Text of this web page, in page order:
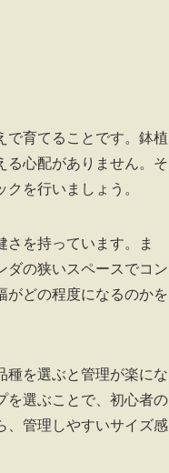
で育てることです。鉢植
る心配がありません。そ
を行いましょう。
を持っています。ま
ダの狭いスペースでコン
がどの程度になるのかを
種を選ぶと管理が楽にな
を選ぶことで、初心者の
、管理しやすいサイズ感